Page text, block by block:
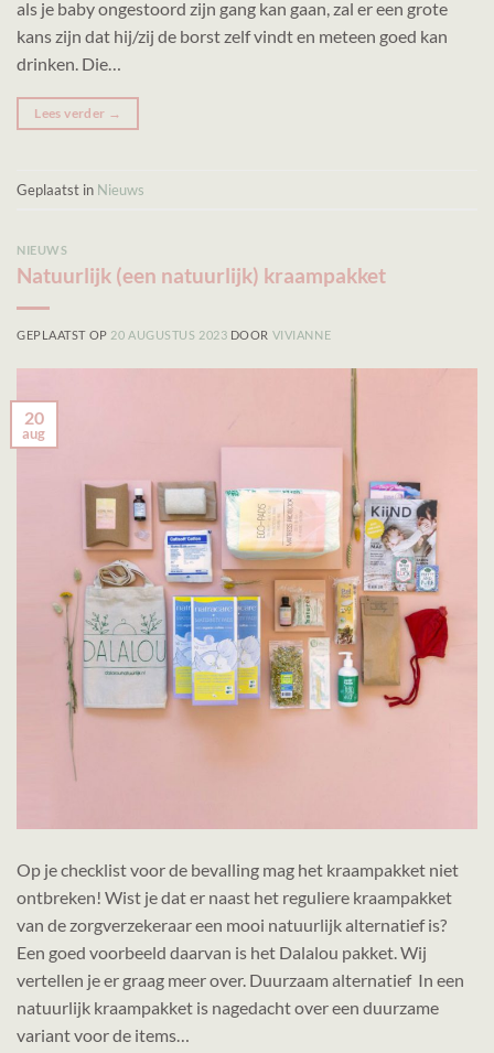
als je baby ongestoord zijn gang kan gaan, zal er een grote
kans zijn dat hij/zij de borst zelf vindt en meteen goed kan
drinken. Die…
Lees verder →
Geplaatst in Nieuws
NIEUWS
Natuurlijk (een natuurlijk) kraampakket
GEPLAATST OP 20 AUGUSTUS 2023 DOOR VIVIANNE
20
aug
Op je checklist voor de bevalling mag het kraampakket niet
ontbreken! Wist je dat er naast het reguliere kraampakket
van de zorgverzekeraar een mooi natuurlijk alternatief is?
Een goed voorbeeld daarvan is het Dalalou pakket. Wij
vertellen je er graag meer over. Duurzaam alternatief In een
natuurlijk kraampakket is nagedacht over een duurzame
variant voor de items…